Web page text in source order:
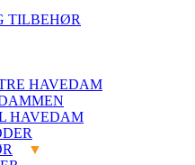
TILBEHØR
HAVEDAM
HAVEDAM